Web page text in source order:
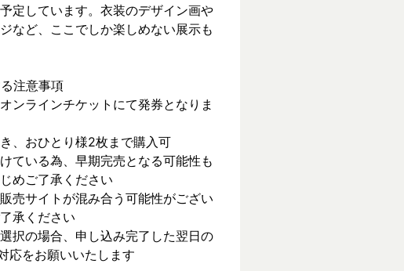
定しています。衣装のデザイン画や
など、ここでしか楽しめない展示も
注意事項
ンラインチケットにて発券となりま
、おひとり様2枚まで購入可
ている為、早期完売となる可能性も
めご了承ください
売サイトが混み合う可能性がござい
承ください
択の場合、申し込み完了した翌日の
応をお願いいたします